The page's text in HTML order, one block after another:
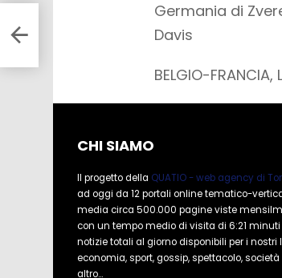
Germania di
Davis
BELGIO-FRANCIA,
CHI SIAMO
Il progetto della QUATIO - web agency di
ad oggi da 12 portali online tematico-
media circa 500.000 pagine viste
con un tempo medio di visita di 6:21 minuti
notizie totali al giorno disponibili per i nostri
economia, sport, gossip, spettacolo,
altro...